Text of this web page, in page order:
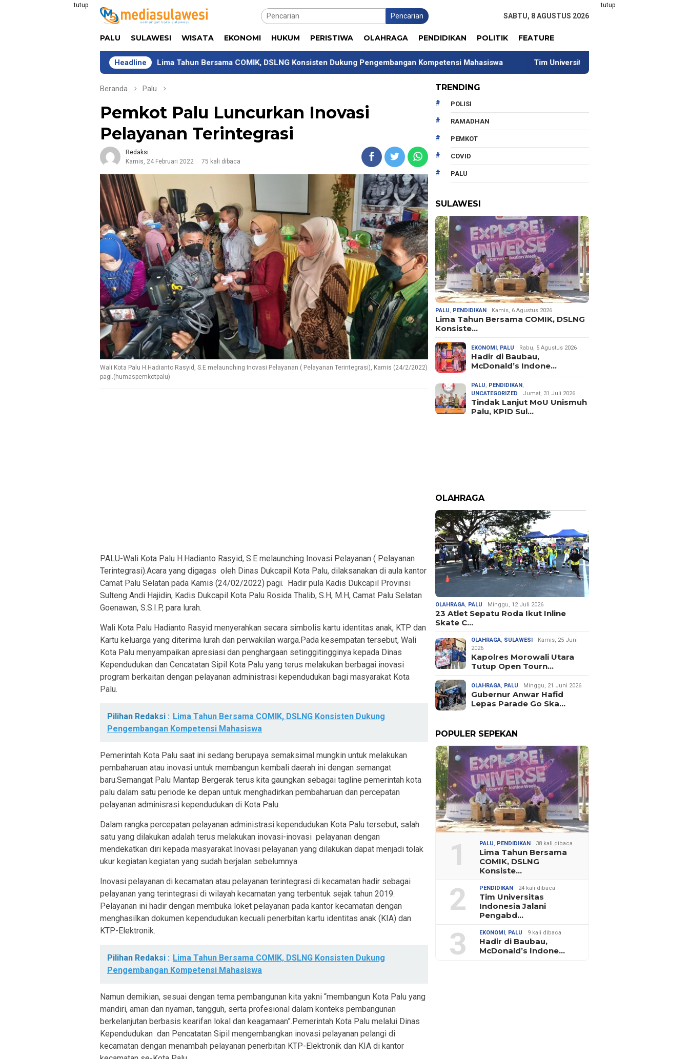
tutup tutup
Pencarian SABTU, 8 AGUSTUS 2026
PALU SULAWESI WISATA EKONOMI HUKUM PERISTIWA OLAHRAGA PENDIDIKAN POLITIK FEATURE
Headline
Lima Tahun Bersama COMIK, DSLNG Konsisten Dukung Pengembangan Kompetensi Mahasiswa Tim Universitas Indonesia Jalani Pengabdian di Kawasan
Beranda Palu
Pemkot Palu Luncurkan Inovasi
Pelayanan Terintegrasi
Redaksi
Kamis, 24 Februari 2022
75 kali dibaca
Wali Kota Palu H.Hadianto Rasyid, S.E melaunching Inovasi Pelayanan ( Pelayanan Terintegrasi), Kamis (24/2/2022)
pagi.(humaspemkotpalu)
PALU-Wali Kota Palu H.Hadianto Rasyid, S.E melaunching Inovasi Pelayanan ( Pelayanan
Terintegrasi).Acara yang digagas oleh Dinas Dukcapil Kota Palu, dilaksanakan di aula kantor
Camat Palu Selatan pada Kamis (24/02/2022) pagi. Hadir pula Kadis Dukcapil Provinsi
Sulteng Andi Hajidin, Kadis Dukcapil Kota Palu Rosida Thalib, S.H, M.H, Camat Palu Selatan
Goenawan, S.S.I.P, para lurah.
Wali Kota Palu Hadianto Rasyid menyerahkan secara simbolis kartu identitas anak, KTP dan
Kartu keluarga yang diterima lurah dan perwakilan warga.Pada kesempatan tersebut, Wali
Kota Palu menyampaikan apresiasi dan penghargaan setinggitingginya kepada Dinas
Kependudukan dan Cencatatan Sipil Kota Palu yang terus melakukan berbagai inovasi
program berkaitan dengan pelayanan administrasi kependudukan bagi masyarakat Kota
Palu.
Pilihan Redaksi : Lima Tahun Bersama COMIK, DSLNG Konsisten Dukung
Pengembangan Kompetensi Mahasiswa
Pemerintah Kota Palu saat ini sedang berupaya semaksimal mungkin untuk melakukan
pembaharuan atau inovasi untuk membangun kembali daerah ini dengan semangat
baru.Semangat Palu Mantap Bergerak terus kita gaungkan sebagai tagline pemerintah kota
palu dalam satu periode ke depan untuk menghadirkan pembaharuan dan percepatan
pelayanan adminisrasi kependudukan di Kota Palu.
Dalam rangka percepatan pelayanan administrasi kependudukan Kota Palu tersebut, salah
satu yang dilakukan adalah terus melakukan inovasi-inovasi pelayanan dengan
mendekatkan diri kepada masyarakat.Inovasi pelayanan yang dilakukan dapat menjadi tolak
ukur kegiatan kegiatan yang sudah berjalan sebelumnya.
Inovasi pelayanan di kecamatan atau pelayanan terintegrasi di kecamatan hadir sebagai
pelayanan yang terintegrasi di wilayah kecamatan yang terbentuk sejak tahun 2019.
Pelayanan ini hadir dengan membuka loket pelayanan pada kantor kecamatan dengan
menghasilkan dokumen kependudukan kecuali penerbitan kartu identitas anak (KIA) dan
KTP-Elektronik.
Pilihan Redaksi : Lima Tahun Bersama COMIK, DSLNG Konsisten Dukung
Pengembangan Kompetensi Mahasiswa
Namun demikian, sesuai dengan tema pembangunan kita yakni “membangun Kota Palu yang
mandiri, aman dan nyaman, tangguh, serta profesional dalam konteks pembangunan
berkelanjutan berbasis kearifan lokal dan keagamaan”.Pemerintah Kota Palu melalui Dinas
Kependudukan dan Pencatatan Sipil mengembangkan inovasi pelayanan pelangi di
kecamatan dengan menambah pelayanan penerbitan KTP-Elektronik dan KIA di kantor
TRENDING
POLISI
RAMADHAN
PEMKOT
COVID
PALU
SULAWESI
PALU, PENDIDIKAN Kamis, 6 Agustus 2026
Lima Tahun Bersama COMIK, DSLNG
Konsiste…
EKONOMI, PALU Rabu, 5 Agustus 2026
Hadir di Baubau,
McDonald’s Indone…
PALU, PENDIDIKAN,
UNCATEGORIZED
Jumat, 31 Juli 2026
Tindak Lanjut MoU Unismuh
Palu, KPID Sul…
OLAHRAGA
OLAHRAGA PALU Minggu, 12 Juli 2026
23 Atlet Sepatu Roda Ikut Inline
Skate C…
OLAHRAGA SULAWESI
Kamis, 25 Juni
2026
Kapolres Morowali Utara
Tutup Open Tourn…
OLAHRAGA PALU Minggu, 21 Juni 2026
Gubernur Anwar Hafid
Lepas Parade Go Ska…
POPULER SEPEKAN
1 PALU, PENDIDIKAN 38 kali dibaca
Lima Tahun Bersama
COMIK, DSLNG
Konsiste…
2 PENDIDIKAN 24 kali dibaca
Tim Universitas
Indonesia Jalani
Pengabd…
3 EKONOMI , PALU 9 kali dibaca
Hadir di Baubau,
McDonald’s Indone…